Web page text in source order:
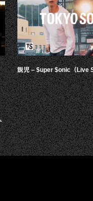
鋭児 – $uper $onic（Live